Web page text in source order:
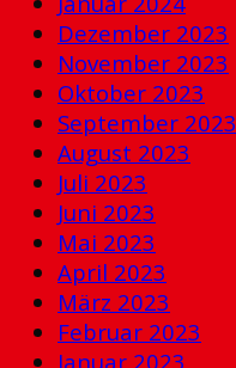
Dezember 2023
November 2023
Oktober 2023
September 2023
August 2023
Juli 2023
Juni 2023
Mai 2023
April 2023
März 2023
Februar 2023
Januar 2023